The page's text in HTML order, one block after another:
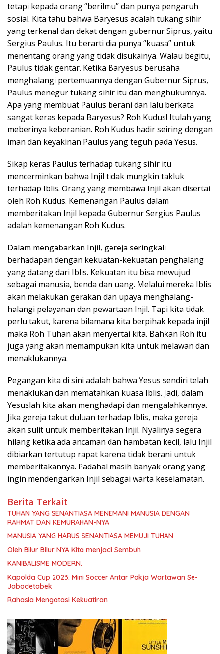
tetapi kepada orang “berilmu” dan punya pengaruh
sosial. Kita tahu bahwa Baryesus adalah tukang sihir
yang terkenal dan dekat dengan gubernur Siprus, yaitu
Sergius Paulus. Itu berarti dia punya “kuasa” untuk
menentang orang yang tidak disukainya. Walau begitu,
Paulus tidak gentar. Ketika Baryesus berusaha
menghalangi pertemuannya dengan Gubernur Siprus,
Paulus menegur tukang sihir itu dan menghukumnya.
Apa yang membuat Paulus berani dan lalu berkata
sangat keras kepada Baryesus? Roh Kudus! Itulah yang
meberinya keberanian. Roh Kudus hadir seiring dengan
iman dan keyakinan Paulus yang teguh pada Yesus.
Sikap keras Paulus terhadap tukang sihir itu
mencerminkan bahwa Injil tidak mungkin takluk
terhadap Iblis. Orang yang membawa Injil akan disertai
oleh Roh Kudus. Kemenangan Paulus dalam
memberitakan Injil kepada Gubernur Sergius Paulus
adalah kemenangan Roh Kudus.
Dalam mengabarkan Injil, gereja seringkali
berhadapan dengan kekuatan-kekuatan penghalang
yang datang dari Iblis. Kekuatan itu bisa mewujud
sebagai manusia, benda dan uang. Melalui mereka Iblis
akan melakukan gerakan dan upaya menghalang-
halangi pelayanan dan pewartaan Injil. Tapi kita tidak
perlu takut, karena bilamana kita berpihak kepada injil
maka Roh Tuhan akan menyertai kita. Bahkan Roh itu
juga yang akan memampukan kita untuk melawan dan
menaklukannya.
Pegangan kita di sini adalah bahwa Yesus sendiri telah
menaklukan dan mematahkan kuasa Iblis. Jadi, dalam
Yesuslah kita akan menghadapi dan mengalahkannya.
Jika gereja takut duluan terhadap Iblis, maka gereja
akan sulit untuk memberitakan Injil. Nyalinya segera
hilang ketika ada ancaman dan hambatan kecil, lalu Injil
dibiarkan tertutup rapat karena tidak berani untuk
memberitakannya. Padahal masih banyak orang yang
ingin mendengarkan Injil sebagai warta keselamatan.
Berita Terkait
TUHAN YANG SENANTIASA MENEMANI MANUSIA DENGAN
RAHMAT DAN KEMURAHAN-NYA
MANUSIA YANG HARUS SENANTIASA MEMUJI TUHAN
Oleh Bilur Bilur NYA Kita menjadi Sembuh
KANIBALISME MODERN.
Kapolda Cup 2023: Mini Soccer Antar Pokja Wartawan Se-
Jabodetabek
Rahasia Mengatasi Kekuatiran